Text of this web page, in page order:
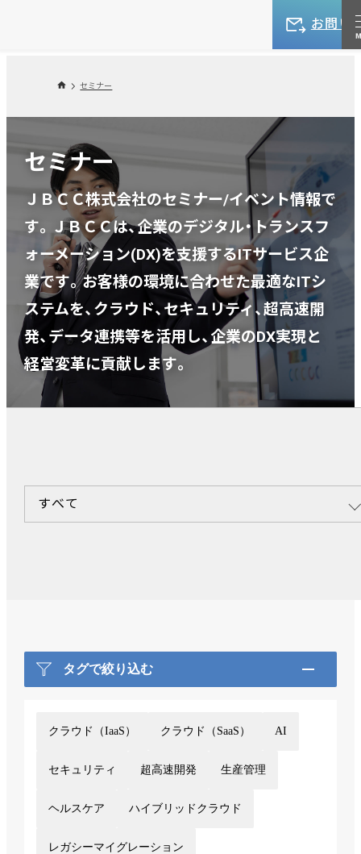
お問い
セミナー
セミナー
ＪＢＣＣ株式会社のセミナー/イベント情報で
す。ＪＢＣＣは、企業のデジタル・トランスフ
ォーメーション(DX)を支援するITサービス企
業です。お客様の環境に合わせた最適なITシ
ステムを、クラウド、セキュリティ、超高速開
発、データ連携等を活用し、企業のDX実現と
経営変革に貢献します。
すべて
タグで絞り込む
クラウド（IaaS） クラウド（SaaS） AI
セキュリティ 超高速開発 生産管理
ヘルスケア ハイブリッドクラウド
レガシーマイグレーション